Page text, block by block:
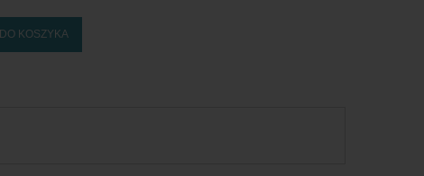
DO KOSZYKA